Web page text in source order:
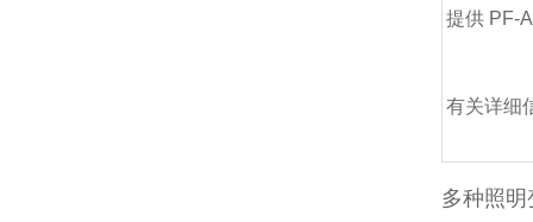
提供 PF-
有关详细
多种照明